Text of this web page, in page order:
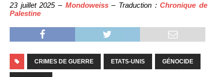
23 juillet 2025 – Mondoweiss– Traduction :Chronique de
Palestine
CRIMES DE GUERRE ETATS-UNIS GÉNOCIDE